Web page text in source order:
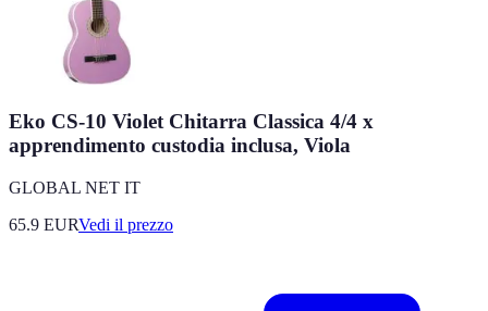
Eko CS-10 Violet Chitarra Classica 4/4 x
apprendimento custodia inclusa, Viola
GLOBAL NET IT
65.9 EURVedi il prezzo